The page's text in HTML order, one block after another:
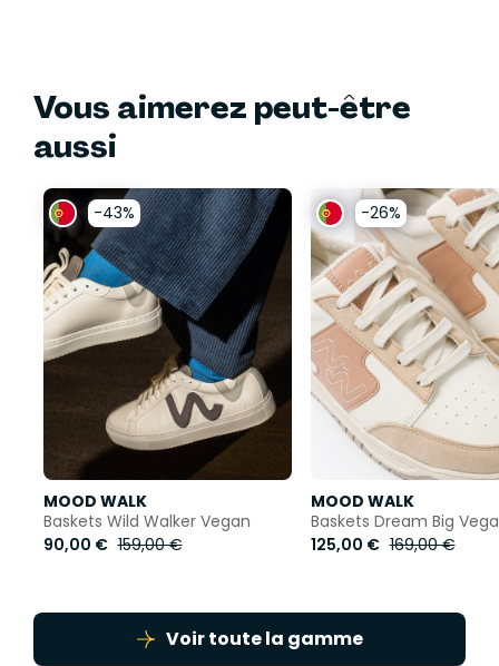
Vous aimerez peut-être
aussi
-43%
MOOD WALK
Baskets Wild Walker Vegan
90,00 € 159,00 €
-26%
MOOD WALK
Baskets Dream Big
125,00 € 169,00 €
Voir toute la gamme